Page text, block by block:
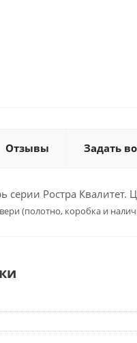
Отзывы Задать
Ростра Квалитет.
(полотно, коробка и